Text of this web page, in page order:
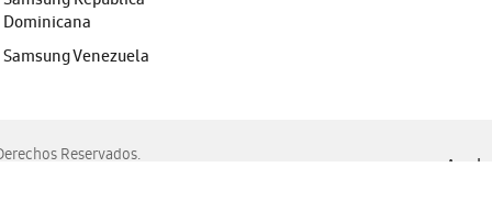
Dominicana
Samsung Venezuela
Reservados.